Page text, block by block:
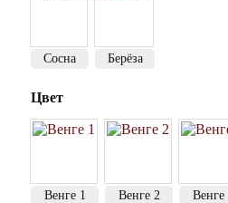
Сосна Берёза
Цвет
Венге 1 Венге 2 Венге